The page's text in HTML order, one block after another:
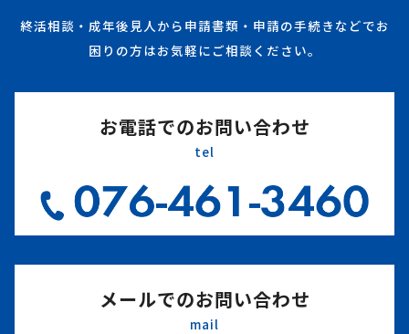
終活相談・成年後見人から申請書類・申請の手続きなどでお
困りの方はお気軽にご相談ください。
お電話でのお問い合わせ
tel
メールでのお問い合わせ
mail